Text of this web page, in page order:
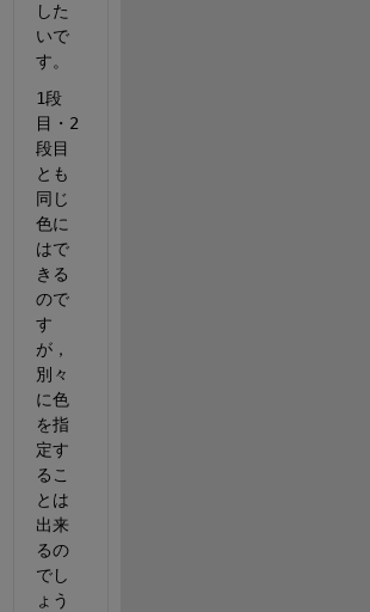
した
いで
す。
1段
目・2
段目
とも
同じ
色に
はで
きる
ので
す
が，
別々
に色
を指
定す
るこ
とは
出来
るの
でし
ょう